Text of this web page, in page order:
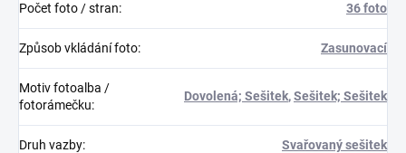
Počet foto / stran: 36 foto
Způsob vkládání foto: Zasunovací
Motiv fotoalba /
fotorámečku:
Dovolená; Sešitek,Sešitek; Sešitek
Druh vazby: Svařovaný sešitek